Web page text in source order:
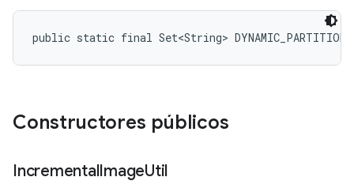
public static final Set<String>
Constructores públicos
IncrementalImageUtil